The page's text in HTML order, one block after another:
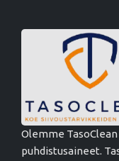
Olemme
puhdistusaineet.